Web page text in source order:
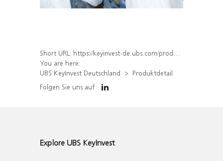
Short URL: https://keyinvest-de.ubs.com/produkt/detail/index/isin/DE000WA58E33
You are here:
UBS KeyInvest Deutschland
Produktdetail
Folgen Sie uns auf
Explore UBS KeyInvest